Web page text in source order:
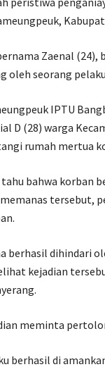
Zaenal
oleh seorang
IPTU
D (28) warga
rumah mertua
bahwa korban
tersebut,
berhasil dihindari
kejadian
meminta
berhasil di